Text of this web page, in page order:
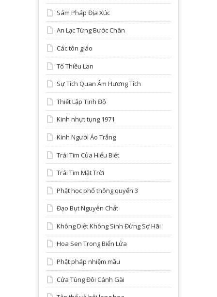
Sám Pháp Địa Xúc
An Lạc Từng Bước Chân
Các tôn giáo
Tố Thiều Lan
Sự Tích Quan Âm Hương Tích
Thiết Lập Tịnh Độ
Kinh nhựt tụng 1971
Kinh Người Áo Trắng
Trái Tim Của Hiểu Biết
Trái Tim Mặt Trời
Phật học phổ thông quyển 3
Đạo Bụt Nguyên Chất
Không Diệt Không Sinh Đừng Sợ Hãi
Hoa Sen Trong Biển Lửa
Phật pháp nhiệm mầu
Cửa Tùng Đôi Cánh Gài